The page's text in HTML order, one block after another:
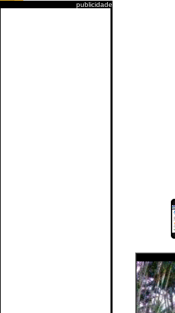
publicidade